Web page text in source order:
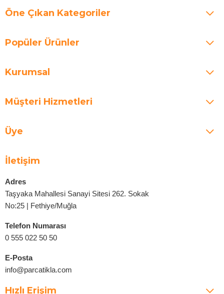
Öne Çıkan Kategoriler
Popüler Ürünler
Kurumsal
Müşteri Hizmetleri
Üye
İletişim
Adres
Taşyaka Mahallesi Sanayi Sitesi 262. Sokak
No:25 | Fethiye/Muğla
Telefon Numarası
0 555 022 50 50
E-Posta
info@parcatikla.com
Hızlı Erişim